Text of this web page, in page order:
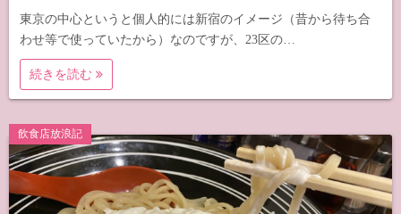
東京の中心というと個人的には新宿のイメージ（昔から待ち合
わせ等で使っていたから）なのですが、23区の…
続きを読む
飲食店放浪記